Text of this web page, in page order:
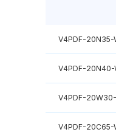
V4PDF-20N35-
V4PDF-20N40-
V4PDF-20W30-
V4PDF-20C65-